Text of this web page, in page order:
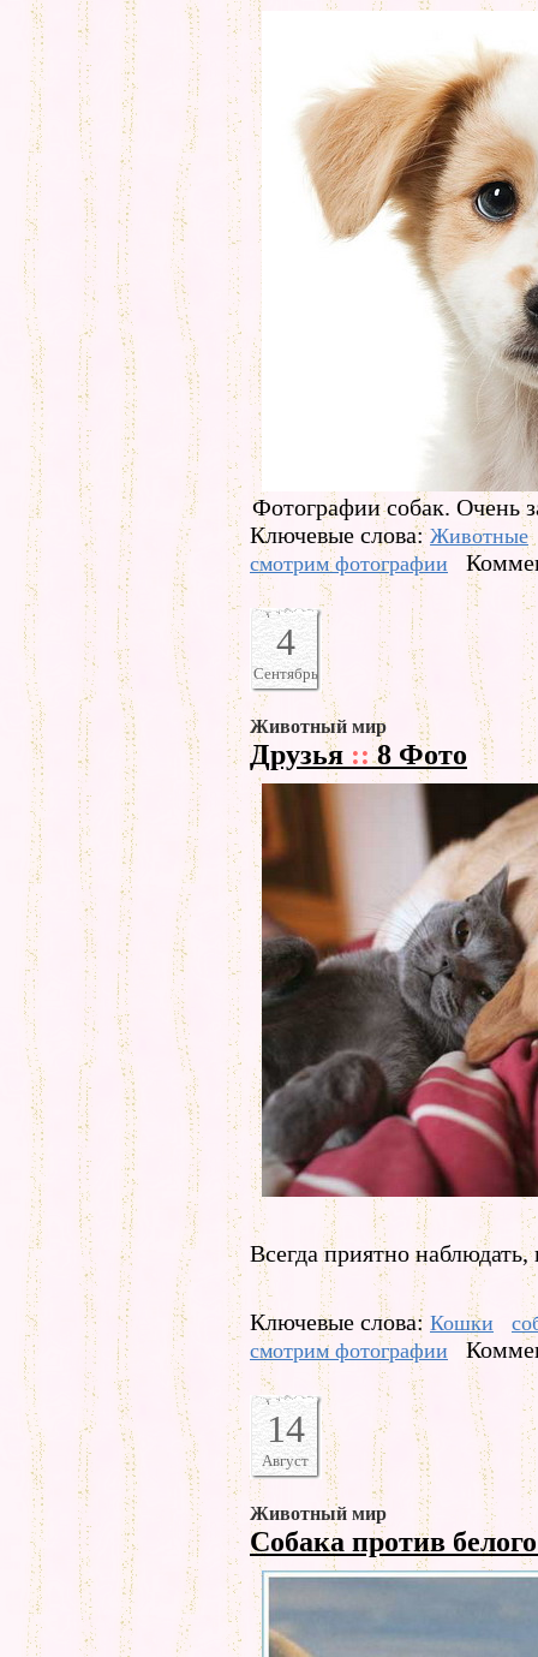
Фотографии собак. Очень
Ключевые слова:Животные
смотрим фотографии
4
Сентябрь
Животный мир
Друзья ::8 Фото
Всегда приятно
Ключевые слова: Кошки
смотрим фотографии
14
Август
Животный мир
Собака против